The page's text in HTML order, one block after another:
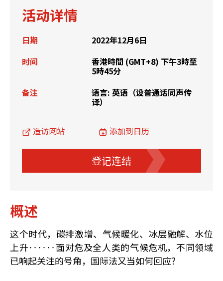
活动详情
日期
2022年12月6日
时间
香港時間 (GMT+8) 下午3時至
5時45分
备注
语言: 英语（设普通话同声传
译）
造访网站 添加到日历
登记连结
概述
这个时代，碳排激增、气候暖化、冰层融解、水位
上升‥‥‥面对危及全人类的气候危机，不同领域
已响起关注的号角，国际法又当如何回应？